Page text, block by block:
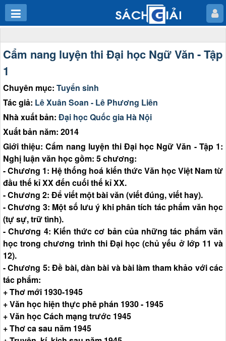
Cẩm nang luyện thi Đại học Ngữ Văn - Tập
1
Chuyên mục: Tuyển sinh
Tác giả: Lê Xuân Soan - Lê Phương Liên
Nhà xuất bản: Đại học Quốc gia Hà Nội
Xuất bản năm: 2014
Giới thiệu: Cẩm nang luyện thi Đại học Ngữ Văn - Tập 1:
Nghị luận văn học gồm: 5 chương:
- Chương 1: Hệ thống hoá kiến thức Văn học Việt Nam từ
đầu thế kỉ XX đến cuối thế kỉ XX.
- Chương 2: Để viết một bài văn (viết đúng, viết hay).
- Chương 3: Một số lưu ý khi phân tích tác phẩm văn học
(tự sự, trữ tình).
- Chương 4: Kiến thức cơ bản của những tác phẩm văn
học trong chương trình thi Đại học (chủ yếu ở lớp 11 và
12).
- Chương 5: Đề bài, dàn bài và bài làm tham khảo với các
tác phẩm:
+ Thơ mới 1930-1945
+ Văn học hiện thực phê phán 1930 - 1945
+ Văn học Cách mạng trước 1945
+ Thơ ca sau năm 1945